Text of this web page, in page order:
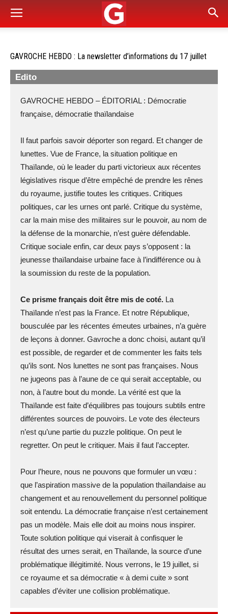
GAVROCHE HEBDO : La newsletter d’informations du 17 juillet
Edito
GAVROCHE HEBDO – ÉDITORIAL : Démocratie
française, démocratie thaïlandaise
Il faut parfois savoir déporter son regard. Et changer de
lunettes. Vue de France, la situation politique en
Thaïlande, où le leader du parti victorieux aux récentes
législatives risque d’être empêché de prendre les rênes
du royaume, justifie toutes les critiques. Critiques
politiques, car les urnes ont parlé. Critique du système,
car la main mise des militaires sur le pouvoir, au nom de
la défense de la monarchie, n’est guère défendable.
Critique sociale enfin, car deux pays s’opposent : la
jeunesse thaïlandaise urbaine face à l’indifférence ou à
la soumission du reste de la population.
Ce prisme français doit être mis de coté. La
Thaïlande n’est pas la France. Et notre République,
bousculée par les récentes émeutes urbaines, n’a guère
de leçons à donner. Gavroche a donc choisi, autant qu’il
est possible, de regarder et de commenter les faits tels
qu’ils sont. Nos lunettes ne sont pas françaises. Nous
ne jugeons pas à l’aune de ce qui serait acceptable, ou
non, à l’autre bout du monde. La vérité est que la
Thaïlande est faite d’équilibres pas toujours subtils entre
différentes sources de pouvoirs. Le vote des électeurs
n’est qu’une partie du puzzle politique. On peut le
regretter. On peut le critiquer. Mais il faut l’accepter.
Pour l’heure, nous ne pouvons que formuler un vœu :
que l’aspiration massive de la population thaïlandaise au
changement et au renouvellement du personnel politique
soit entendu. La démocratie française n’est certainement
pas un modèle. Mais elle doit au moins nous inspirer.
Toute solution politique qui viserait à confisquer le
résultat des urnes serait, en Thaïlande, la source d’une
problématique illégitimité. Nous verrons, le 19 juillet, si
ce royaume et sa démocratie « à demi cuite » sont
capables d’éviter une collision problématique.